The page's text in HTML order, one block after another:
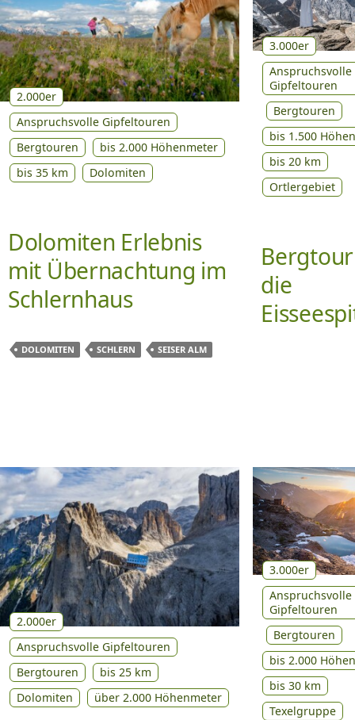
2.000er
Anspruchsvolle Gipfeltouren
Bergtouren
bis 2.000 Höhenmeter
bis 35 km
Dolomiten
Dolomiten Erlebnis
mit Übernachtung im
Schlernhaus
DOLOMITEN SCHLERN SEISER ALM
3.000er
Anspruchsvolle
Gipfeltouren
Bergtouren
bis 1.500
bis 20 km
Ortlergebiet
die
2.000er
Anspruchsvolle Gipfeltouren
Bergtouren
bis 25 km
Dolomiten
über 2.000 Höhenmeter
3.000er
Anspruchsvolle
Gipfeltouren
Bergtouren
bis 2.000
bis 30 km
Texelgruppe